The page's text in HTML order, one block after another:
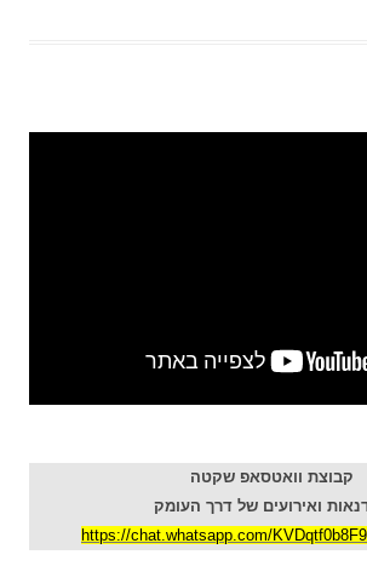
קבוצת וואטסאפ שקטה
ואירועים של דרך העומק
https://chat.whatsapp.com/